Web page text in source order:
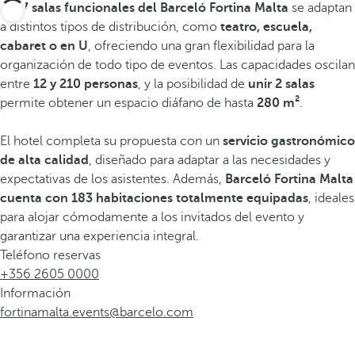
Las 7 salas funcionales del Barceló Fortina Malta se adaptan
a distintos tipos de distribución, como teatro, escuela,
cabaret o en U, ofreciendo una gran flexibilidad para la
organización de todo tipo de eventos. Las capacidades oscilan
entre 12 y 210 personas, y la posibilidad de unir 2 salas
permite obtener un espacio diáfano de hasta 280 m².
El hotel completa su propuesta con un servicio gastronómico
de alta calidad , diseñado para adaptar a las necesidades y
expectativas de los asistentes. Además, Barceló Fortina Malta
cuenta con 183 habitaciones totalmente equipadas, ideales
para alojar cómodamente a los invitados del evento y
garantizar una experiencia integral.
Teléfono reservas
+356 2605 0000
Información
fortinamalta.events@barcelo.com